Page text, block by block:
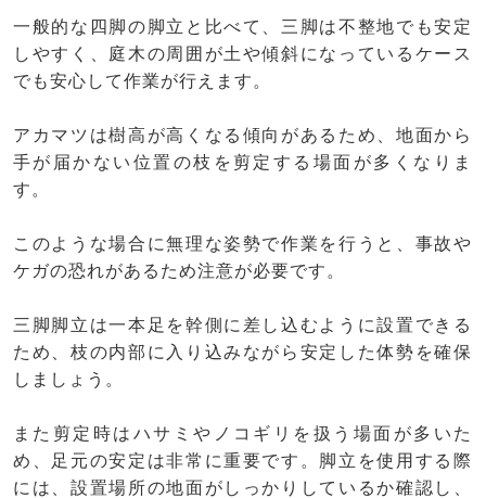
一般的な四脚の脚立と比べて、三脚は不整地でも安定
しやすく、庭木の周囲が土や傾斜になっているケース
でも安心して作業が行えます。
アカマツは樹高が高くなる傾向があるため、地面から
手が届かない位置の枝を剪定する場面が多くなりま
す。
このような場合に無理な姿勢で作業を行うと、事故や
ケガの恐れがあるため注意が必要です。
三脚脚立は一本足を幹側に差し込むように設置できる
ため、枝の内部に入り込みながら安定した体勢を確保
しましょう。
また剪定時はハサミやノコギリを扱う場面が多いた
め、足元の安定は非常に重要です。脚立を使用する際
には、設置場所の地面がしっかりしているか確認し、